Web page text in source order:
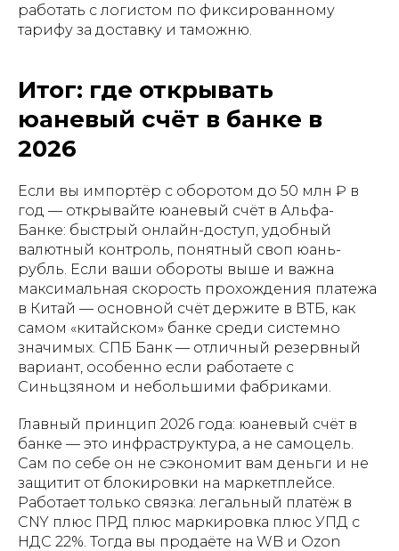
работать с логистом по фиксированному
тарифу за доставку и таможню.
Итог: где открывать
юаневый счёт в банке в
2026
Если вы импортёр с оборотом до 50 млн ₽ в
год — открывайте юаневый счёт в Альфа-
Банке: быстрый онлайн-доступ, удобный
валютный контроль, понятный своп юань-
рубль. Если ваши обороты выше и важна
максимальная скорость прохождения платежа
в Китай — основной счёт держите в ВТБ, как
самом «китайском» банке среди системно
значимых. СПБ Банк — отличный резервный
вариант, особенно если работаете с
Синьцзяном и небольшими фабриками.
Главный принцип 2026 года: юаневый счёт в
банке — это инфраструктура, а не самоцель.
Сам по себе он не сэкономит вам деньги и не
защитит от блокировки на маркетплейсе.
Работает только связка: легальный платёж в
CNY плюс ПРД плюс маркировка плюс УПД с
НДС 22%. Тогда вы продаёте на WB и Ozon